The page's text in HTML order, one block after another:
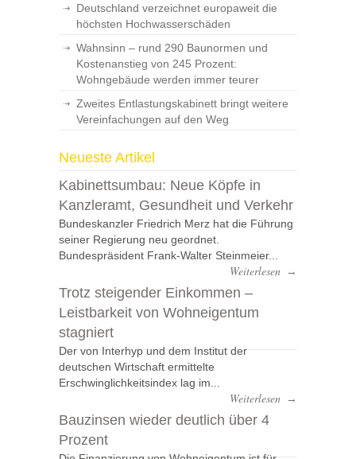
Deutschland verzeichnet europaweit die
höchsten Hochwasserschäden
Wahnsinn – rund 290 Baunormen und
Kostenanstieg von 245 Prozent:
Wohngebäude werden immer teurer
Zweites Entlastungskabinett bringt weitere
Vereinfachungen auf den Weg
Neueste Artikel
Kabinettsumbau: Neue Köpfe in
Kanzleramt, Gesundheit und Verkehr
Bundeskanzler Friedrich Merz hat die Führung
seiner Regierung neu geordnet.
Bundespräsident Frank-Walter Steinmeier...
Weiterlesen →
Trotz steigender Einkommen –
Leistbarkeit von Wohneigentum
stagniert
Der von Interhyp und dem Institut der
deutschen Wirtschaft ermittelte
Erschwinglichkeitsindex lag im...
Weiterlesen →
Bauzinsen wieder deutlich über 4
Prozent